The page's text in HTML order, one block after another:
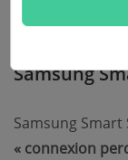
Samsung
Samsung
« connexion